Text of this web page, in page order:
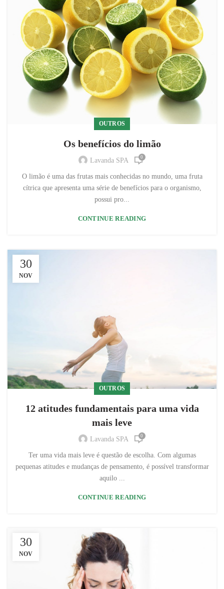
OUTROS
Os benefícios do limão
Lavanda SPA 0
O limão é uma das frutas mais conhecidas no mundo, uma fruta
cítrica que apresenta uma série de benefícios para o organismo,
possui pro...
CONTINUE READING
30
NOV
OUTROS
12 atitudes fundamentais para uma vida
mais leve
Lavanda SPA 0
Ter uma vida mais leve é questão de escolha. Com algumas
pequenas atitudes e mudanças de pensamento, é possível transformar
aquilo ...
CONTINUE READING
30
NOV